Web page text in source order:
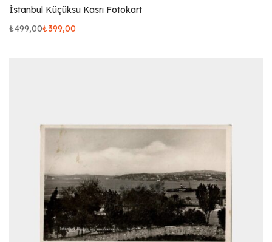
İstanbul Küçüksu Kasrı Fotokart
₺499,00₺399,00